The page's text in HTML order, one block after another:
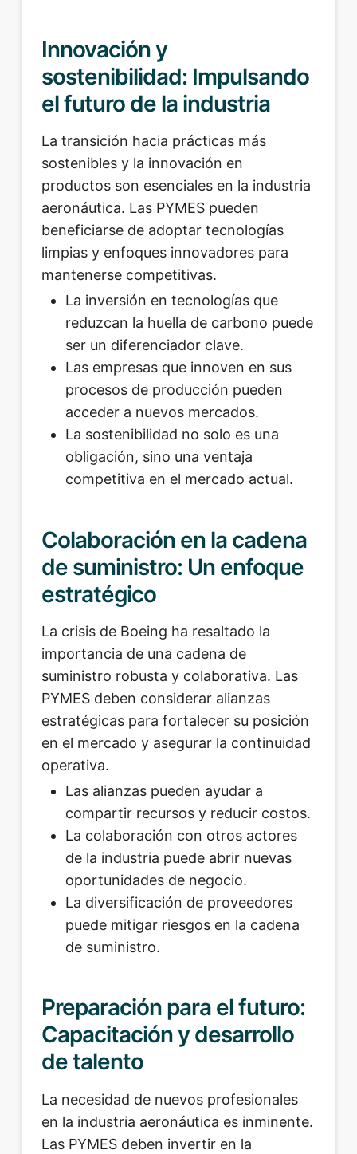
Innovación y
sostenibilidad: Impulsando
el futuro de la industria
La transición hacia prácticas más
sostenibles y la innovación en
productos son esenciales en la industria
aeronáutica. Las PYMES pueden
beneficiarse de adoptar tecnologías
limpias y enfoques innovadores para
mantenerse competitivas.
La inversión en tecnologías que
reduzcan la huella de carbono puede
ser un diferenciador clave.
Las empresas que innoven en sus
procesos de producción pueden
acceder a nuevos mercados.
La sostenibilidad no solo es una
obligación, sino una ventaja
competitiva en el mercado actual.
Colaboración en la cadena
de suministro: Un enfoque
estratégico
La crisis de Boeing ha resaltado la
importancia de una cadena de
suministro robusta y colaborativa. Las
PYMES deben considerar alianzas
estratégicas para fortalecer su posición
en el mercado y asegurar la continuidad
operativa.
Las alianzas pueden ayudar a
compartir recursos y reducir costos.
La colaboración con otros actores
de la industria puede abrir nuevas
oportunidades de negocio.
La diversificación de proveedores
puede mitigar riesgos en la cadena
de suministro.
Preparación para el futuro:
Capacitación y desarrollo
de talento
La necesidad de nuevos profesionales
en la industria aeronáutica es inminente.
Las PYMES deben invertir en la